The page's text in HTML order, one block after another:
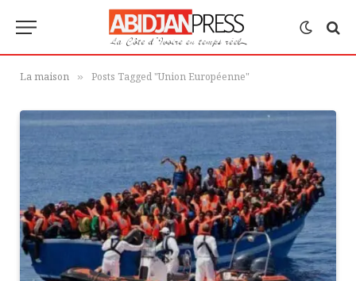
La maison » Posts Tagged "Union Européenne"